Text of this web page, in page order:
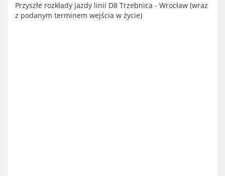
Przyszłe rozkłady jazdy linii D8 Trzebnica - Wrocław (wraz
z podanym terminem wejścia w życie)